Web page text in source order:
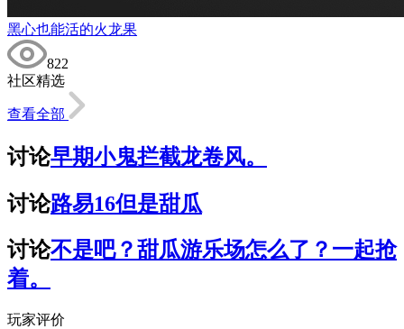
黑心也能活的火龙果
822
社区精选
查看全部
讨论早期小鬼拦截龙卷风。
讨论路易16但是甜瓜
讨论不是吧？甜瓜游乐场怎么了？一起抢
着。
玩家评价